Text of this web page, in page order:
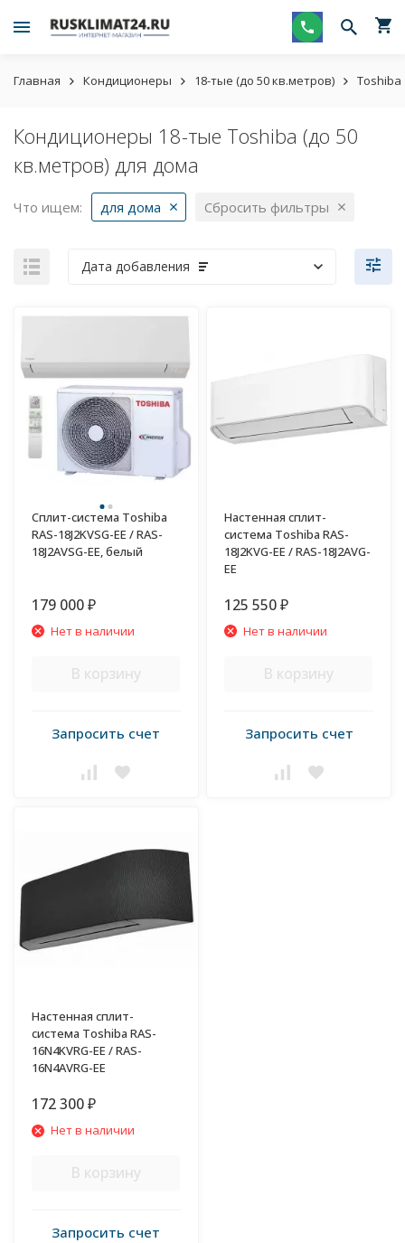
Главная Кондиционеры 18-тые (до 50 кв.метров) Toshiba
Кондиционеры 18-тые Toshiba (до 50
кв.метров) для дома
Что ищем: для дома Сбросить фильтры
Дата добавления
Сплит-система Toshiba
RAS-18J2KVSG-EE / RAS-
18J2AVSG-EE, белый
179 000 ₽
Нет в наличии
В корзину
Запросить счет
Настенная сплит-
система Toshiba RAS-
18J2KVG-EE / RAS-18J2AVG-
EE
125 550 ₽
Нет в наличии
В корзину
Запросить счет
Настенная сплит-
система Toshiba RAS-
16N4KVRG-EE / RAS-
16N4AVRG-EE
172 300 ₽
Нет в наличии
В корзину
Запросить счет